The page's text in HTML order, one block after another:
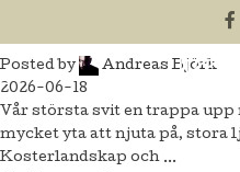
Posted by
Andreas Björk
2026-06-18
Vår största svit en trappa upp
mycket yta att njuta på, stora
Kosterlandskap och ...